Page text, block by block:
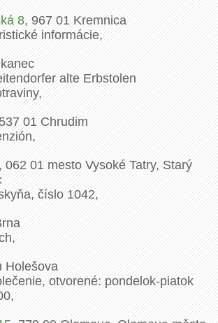
8,967 01 Kremnica
informácie,
alte Erbstolen
01 Chrudim
062 01 mesto Vysoké Tatry, Starý
číslo 1042,
Holešova
otvorené: pondelok-piatok